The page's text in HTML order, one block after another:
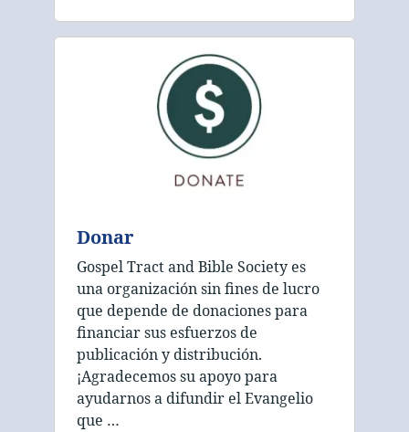
Donar
Gospel Tract and Bible Society es
una organización sin fines de lucro
que depende de donaciones para
financiar sus esfuerzos de
publicación y distribución.
¡Agradecemos su apoyo para
ayudarnos a difundir el Evangelio
que …